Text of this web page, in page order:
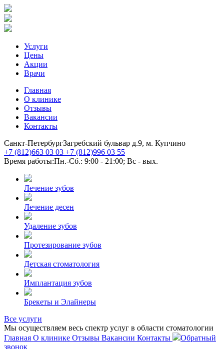
Услуги
Цены
Акции
Врачи
Главная
О клинике
Отзывы
Вакансии
Контакты
Санкт-ПетербургЗагребский бульвар д.9, м. Купчино
+7 (812)663 03 03 +7 (812)996 03 55
Время работы:Пн.-Сб.: 9:00 - 21:00; Вс - вых.
Лечение зубов
Лечение десен
Удаление зубов
Протезирование зубов
Детская стоматология
Имплантация зубов
Брекеты и Элайнеры
Все услуги
Мы осуществляем весь спектр услуг в области стоматологии
Главная О клинике Отзывы Вакансии Контакты
Обратный
звонок